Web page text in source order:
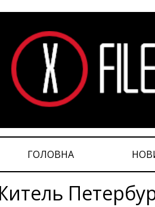
ГОЛОВНА